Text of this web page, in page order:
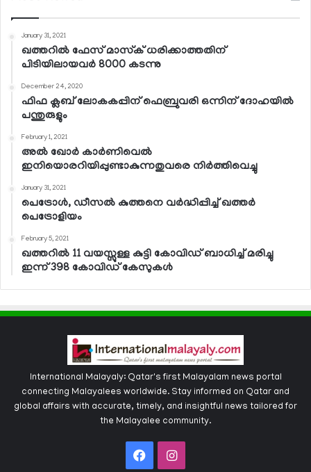
January 31, 2021
ഖത്തറില്‍ ഫേസ് മാസ്‌ക് ധരിക്കാത്തതിന്
പിടിയിലായവര്‍ 8000 കടന്നു
December 24, 2020
ഫിഫ ക്ലബ് ലോകകപ്പിന് ഫെബ്രുവരി ഒന്നിന് ദോഹയില്‍
പന്തുരുളും
February 1, 2021
അല്‍ ഖോര്‍ കാര്‍ണിവെല്‍
ഇനിയൊരറിയിപ്പുണ്ടാകുന്നതുവരെ നിര്‍ത്തിവെച്ചു
January 31, 2021
പെട്രോള്‍, ഡീസല്‍ കുത്തനെ വര്‍ദ്ധിപ്പിച്ച് ഖത്തര്‍
പെട്രോളിയം
February 5, 2021
ഖത്തറില്‍ 11 വയസ്സുള്ള കുട്ടി കോവിഡ് ബാധിച്ച് മരിച്ചു
ഇന്ന് 398 കോവിഡ് കേസുകള്‍
International Malayaly: Qatar's first Malayalam news portal
connecting Malayalees worldwide. Stay informed on Qatar and
global affairs with accurate, timely, and insightful news tailored for
the Malayalee community.
FacebookInstagram